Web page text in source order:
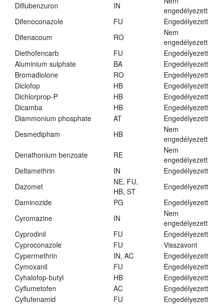
Diflubenzuron
IN
engedélyezett
Difenoconazole
FU
Engedélyezett
Difenacoum
RO
Nem
engedélyezett
Diethofencarb
FU
Engedélyezett
Aluminium sulphate
BA
Engedélyezett
Bromadiolone
RO
Engedélyezett
Diclofop
HB
Engedélyezett
Dichlorprop-P
HB
Engedélyezett
Dicamba
HB
Engedélyezett
Diammonium phosphate
AT
Engedélyezett
Desmedipham
HB
Nem
engedélyezett
Denathonium benzoate
RE
Nem
engedélyezett
Deltamethrin
IN
Engedélyezett
Dazomet
NE, FU,
HB, ST
Engedélyezett
Daminozide
PG
Engedélyezett
Cyromazine
IN
Nem
engedélyezett
Cyprodinil
FU
Engedélyezett
Cyproconazole
FU
Visszavont
Cypermethrin
IN, AC
Engedélyezett
Cymoxanil
FU
Engedélyezett
Cyhalofop-butyl
HB
Engedélyezett
Cyflumetofen
AC
Engedélyezett
Cyflufenamid
FU Engedélyezett